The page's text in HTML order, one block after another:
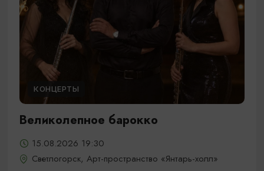
КОНЦЕРТЫ
Великолепное барокко
15.08.2026 19:30
Светлогорск, Арт-пространство «Янтарь-холл»